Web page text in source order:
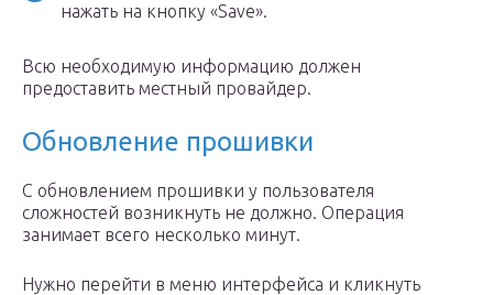
нажать на кнопку «Save».
Всю необходимую информацию должен
предоставить местный провайдер.
Обновление прошивки
С обновлением прошивки у пользователя
сложностей возникнуть не должно. Операция
занимает всего несколько минут.
Нужно перейти в меню интерфейса и кликнуть